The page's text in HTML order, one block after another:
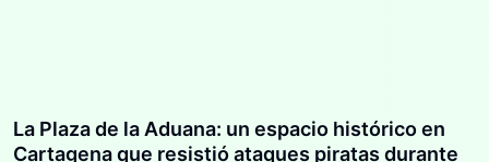
La Plaza de la Aduana: un espacio histórico en
Cartagena que resistió ataques piratas durante